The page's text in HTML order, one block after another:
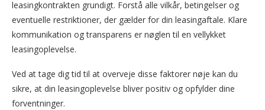
leasingkontrakten grundigt. Forstå alle vilkår, betingelser og
eventuelle restriktioner, der gælder for din leasingaftale. Klare
kommunikation og transparens er nøglen til en vellykket
leasingoplevelse.
Ved at tage dig tid til at overveje disse faktorer nøje kan du
sikre, at din leasingoplevelse bliver positiv og opfylder dine
forventninger.